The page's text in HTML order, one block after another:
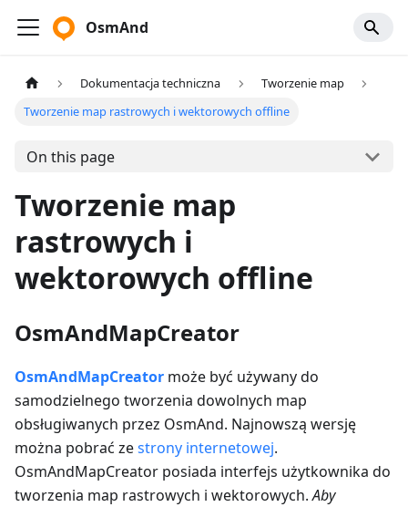
OsmAnd
Dokumentacja techniczna
Tworzenie map
Tworzenie map rastrowych i wektorowych offline
On this page
Tworzenie map
rastrowych i
wektorowych offline
OsmAndMapCreator
OsmAndMapCreator może być używany do
samodzielnego tworzenia dowolnych map
obsługiwanych przez OsmAnd. Najnowszą wersję
można pobrać zestrony internetowej.
OsmAndMapCreator posiada interfejs użytkownika do
tworzenia map rastrowych i wektorowych.Aby